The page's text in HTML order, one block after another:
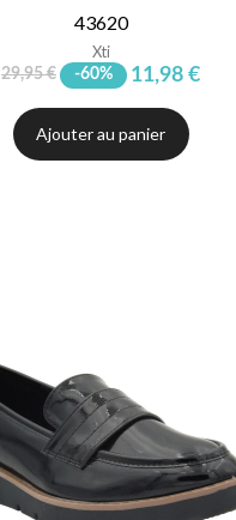
43620
Xti
29,95 € -60% 11,98 €
Ajouter au panier